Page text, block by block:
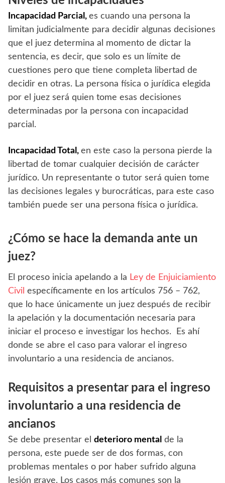
Incapacidad Parcial, es cuando una persona la
limitan judicialmente para decidir algunas decisiones
que el juez determina al momento de dictar la
sentencia, es decir, que solo es un límite de
cuestiones pero que tiene completa libertad de
decidir en otras. La persona física o jurídica elegida
por el juez será quien tome esas decisiones
determinadas por la persona con incapacidad
parcial.
Incapacidad Total, en este caso la persona pierde la
libertad de tomar cualquier decisión de carácter
jurídico. Un representante o tutor será quien tome
las decisiones legales y burocráticas, para este caso
también puede ser una persona física o jurídica.
¿Cómo se hace la demanda ante un
juez?
El proceso inicia apelando a la Ley de Enjuiciamiento
Civil específicamente en los artículos 756 – 762,
que lo hace únicamente un juez después de recibir
la apelación y la documentación necesaria para
iniciar el proceso e investigar los hechos. Es ahí
donde se abre el caso para valorar el ingreso
involuntario a una residencia de ancianos.
Requisitos a presentarpara el ingreso
involuntario a una residencia de
ancianos
Se debe presentar el deterioro mental de la
persona, este puede ser de dos formas, con
problemas mentales o por haber sufrido alguna
lesión grave. Los casos más comunes son la